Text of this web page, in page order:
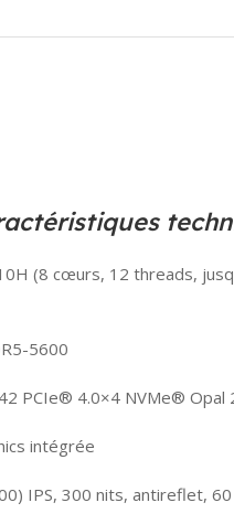
(8 cœurs, 12 threads,
5600
PCIe® 4.0×4 NVMe® Opal
intégrée
IPS, 300 nits, antireflet,